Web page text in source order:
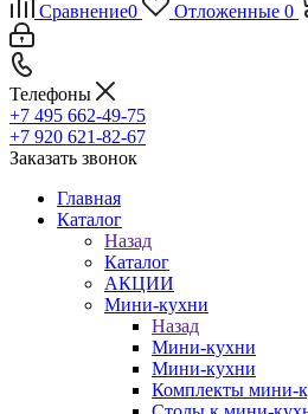
Сравнение0 Отложенные 0
Телефоны
+7 495 662-49-75
+7 920 621-82-67
Заказать звонок
Главная
Каталог
Назад
Каталог
АКЦИИ
Мини-кухни
Назад
Мини-кухни
Мини-кухни
Комплекты мини-